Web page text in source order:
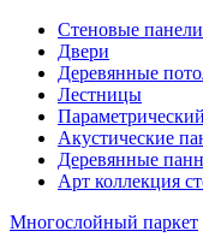
Стеновые
Двери
Деревянные
Лестницы
Акустические
Деревянные
Арт коллекция
Многослойный паркет